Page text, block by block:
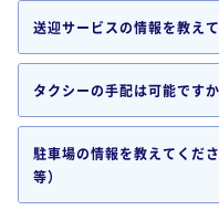
送迎サービスの情報を教え
タクシーの手配は可能です
駐車場の情報を教えてくだ
等）